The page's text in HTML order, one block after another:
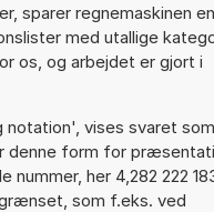
sparer regnemaskinen
med utallige
os, og arbejdet er gjort i
notation', vises svaret
denne form for
her 4,282 222
som f.eks. ved